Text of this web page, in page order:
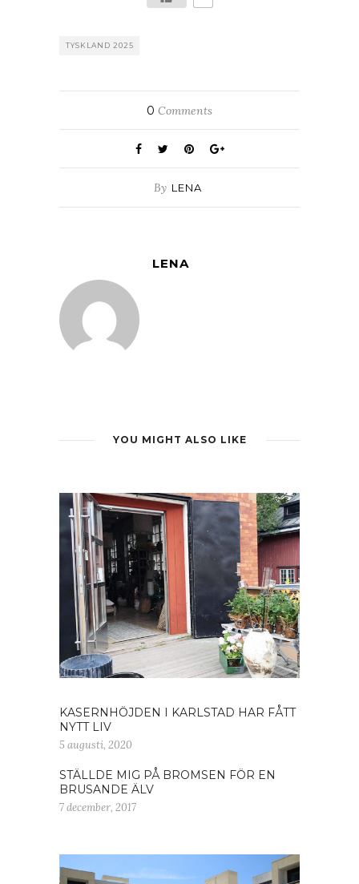
TYSKLAND 2025
0 Comments
By LENA
LENA
YOU MIGHT ALSO LIKE
KASERNHÖJDEN I KARLSTAD HAR FÅTT
NYTT LIV
5 augusti, 2020
STÄLLDE MIG PÅ BROMSEN FÖR EN
BRUSANDE ÄLV
7 december, 2017